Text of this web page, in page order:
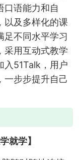
口语能力和自
以及多样化的课
足不同水平学习
采用互动式教学
入51Talk，用户
一步步提升自己
就学】